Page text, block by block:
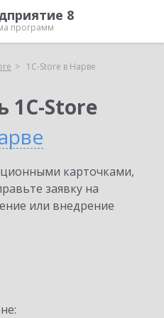
8
программ
1C-Store в Нарве
1C-Store
карточками,
заявку на
или внедрение